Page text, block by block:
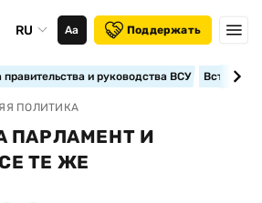
RU Аа Поддержать
правительства и руководства ВСУ
ПОЛИТИКА
ПАРЛАМЕНТ И
ТЕ ЖЕ